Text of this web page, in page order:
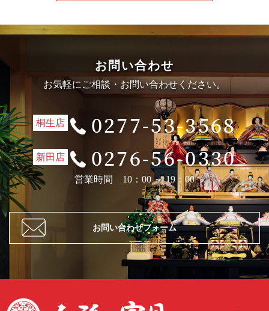
お問い合わせ
お気軽にご相談・お問い合わせください。
桐生店
新田店
営業時間 10：00 ～ 19：00
お問い合わせフォーム